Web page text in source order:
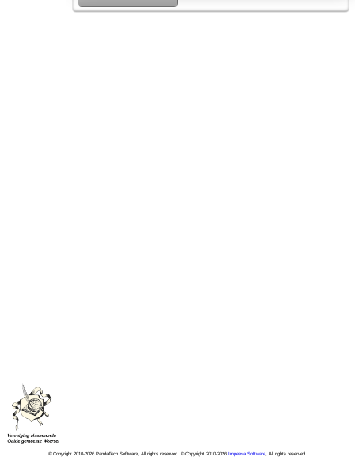
© Copyright 2010-2026 PandaTech Software, All rights reserved. © Copyright 2010-2026 Impeesa Software, All rights reserved.